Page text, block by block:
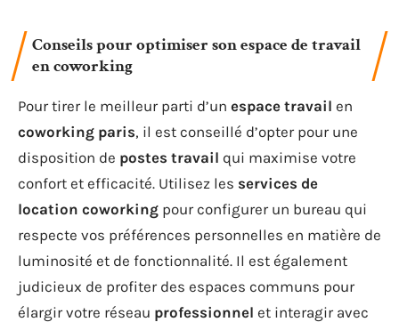
Conseils pour optimiser son espace de travail
en coworking
Pour tirer le meilleur parti d’un espace travail en
coworking paris, il est conseillé d’opter pour une
disposition de postes travail qui maximise votre
confort et efficacité. Utilisez les services de
location coworking pour configurer un bureau qui
respecte vos préférences personnelles en matière de
luminosité et de fonctionnalité. Il est également
judicieux de profiter des espaces communs pour
élargir votre réseau professionnel et interagir avec